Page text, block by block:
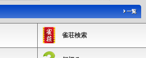
一覧
雀荘検索